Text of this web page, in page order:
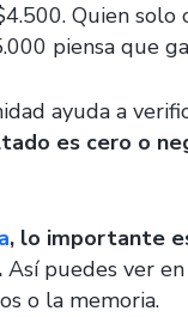
Quien solo
piensa que
ayuda a
es cero o
, lo importante
Así puedes ver
o la memoria.